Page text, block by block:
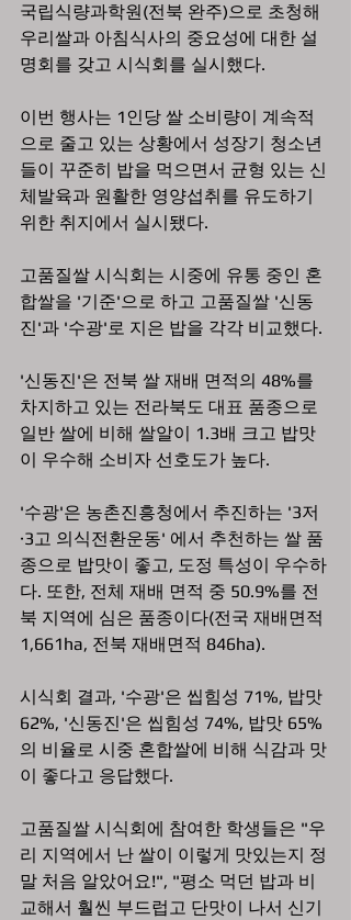
국립식량과학원(전북 완주)으로 초청해
우리쌀과 아침식사의 중요성에 대한 설
명회를 갖고 시식회를 실시했다.
이번 행사는 1인당 쌀 소비량이 계속적
으로 줄고 있는 상황에서 성장기 청소년
들이 꾸준히 밥을 먹으면서 균형 있는 신
체발육과 원활한 영양섭취를 유도하기
위한 취지에서 실시됐다.
고품질쌀 시식회는 시중에 유통 중인 혼
합쌀을 '기준'으로 하고 고품질쌀 '신동
진'과 '수광'로 지은 밥을 각각 비교했다.
'신동진'은 전북 쌀 재배 면적의 48%를
차지하고 있는 전라북도 대표 품종으로
일반 쌀에 비해 쌀알이 1.3배 크고 밥맛
이 우수해 소비자 선호도가 높다.
'수광'은 농촌진흥청에서 추진하는 '3저
·3고 의식전환운동' 에서 추천하는 쌀 품
종으로 밥맛이 좋고, 도정 특성이 우수하
다. 또한, 전체 재배 면적 중 50.9%를 전
북 지역에 심은 품종이다(전국 재배면적
1,661ha, 전북 재배면적 846ha).
시식회 결과, '수광'은 씹힘성 71%, 밥맛
62%, '신동진'은 씹힘성 74%, 밥맛 65%
의 비율로 시중 혼합쌀에 비해 식감과 맛
이 좋다고 응답했다.
고품질쌀 시식회에 참여한 학생들은 "우
리 지역에서 난 쌀이 이렇게 맛있는지 정
말 처음 알았어요!", "평소 먹던 밥과 비
교해서 훨씬 부드럽고 단맛이 나서 신기